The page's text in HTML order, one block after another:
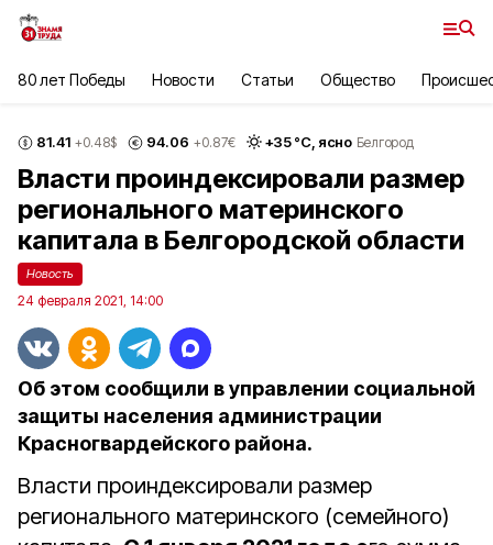
80 лет Победы Новости Статьи Общество
81.41 +0.48$ 94.06 +0.87€ +35°С, ясно Белгород
Власти проиндексировали размер
регионального материнского
капитала в Белгородской области
Новость
24 февраля 2021, 14:00
Об этом сообщили в управлении социальной
защиты населения администрации
Красногвардейского района.
Власти проиндексировали размер
регионального материнского (семейного)